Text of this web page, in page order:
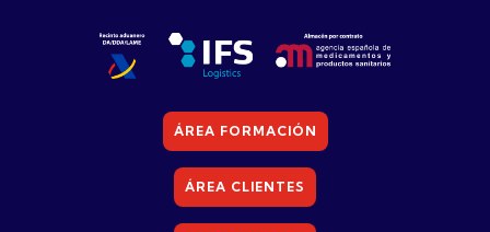
ÁREA FORMACIÓN
ÁREA CLIENTES